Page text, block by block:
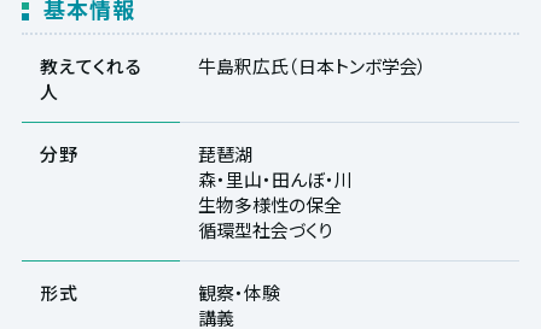
基本情報
教えてくれる
人
牛島釈広氏（日本トンボ学会）
分野
琵琶湖
森・里山・田んぼ・川
生物多様性の保全
循環型社会づくり
形式
観察・体験
講義